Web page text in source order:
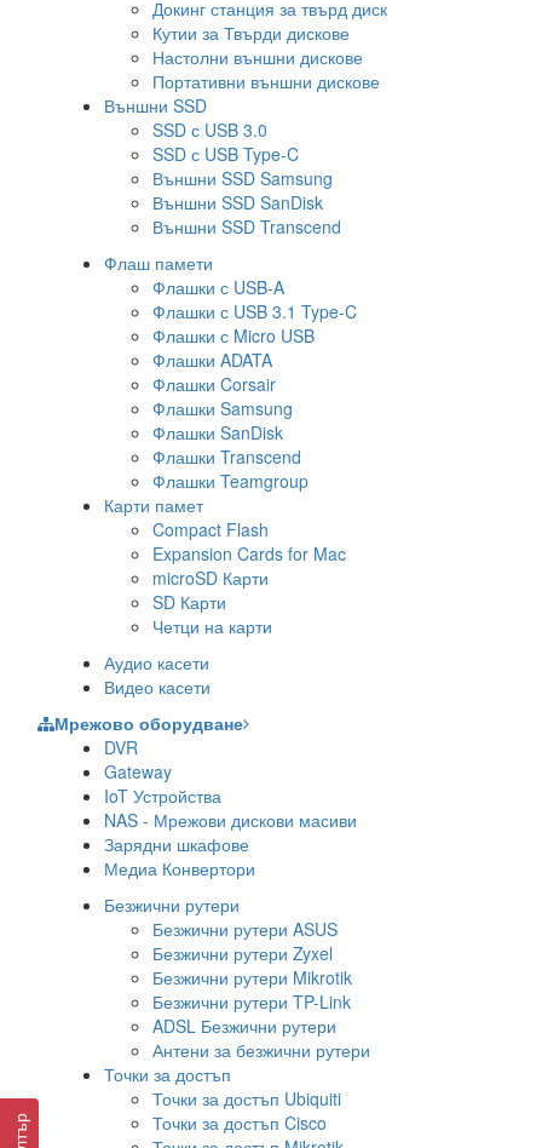
Докинг станция за твърд диск
Кутии за Твърди дискове
Настолни външни дискове
Портативни външни дискове
Външни SSD
SSD с USB 3.0
SSD с USB Type-C
Външни SSD Samsung
Външни SSD SanDisk
Външни SSD Transcend
Флаш памети
Флашки с USB-A
Флашки с USB 3.1 Type-C
Флашки с Micro USB
Флашки ADATA
Флашки Corsair
Флашки Samsung
Флашки SanDisk
Флашки Transcend
Флашки Teamgroup
Карти памет
Compact Flash
Expansion Cards for Mac
microSD Карти
SD Карти
Четци на карти
Аудио касети
Видео касети
Мрежово оборудване
DVR
Gateway
IoT Устройства
NAS - Мрежови дискови масиви
Зарядни шкафове
Медиа Конвертори
Безжични рутери
Безжични рутери ASUS
Безжични рутери Zyxel
Безжични рутери Mikrotik
Безжични рутери TP-Link
ADSL Безжични рутери
Антени за безжични рутери
Точки за достъп
Точки за достъп Ubiquiti
Точки за достъп Cisco